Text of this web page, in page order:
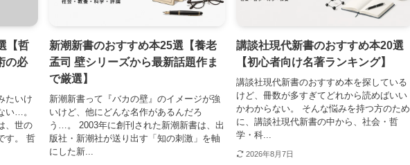
【哲
の必
たいけ
い…。
、世の
す。 哲
新潮新書のおすすめ本25選【養老
孟司 壁シリーズから最新話題作ま
で厳選】
新潮新書って『バカの壁』のイメージが強
いけど、他にどんな名作があるんだろ
う…。 2003年に創刊された新潮新書は、出
版社・新潮社が送り出す「知の刺激」を軸
にした新...
講談社現代新書のおすすめ本20選
【初心者向け名著ランキング】
講談社現代新書のおすすめ本を探している
けど、冊数が多すぎてどれから読めばいい
かわからない。 そんな悩みを持つ方のため
に、講談社現代新書の中から、社会・哲
学・科...
2026年8月7日